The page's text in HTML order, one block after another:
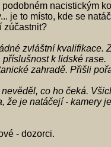
nacistickým
je to místo, kde se
zúčastnit?
zvláštní kvalifikace.
k lidské rase.
zahradě. Přišli
co ho čeká.
že je natáčejí - kamery
- dozorci.